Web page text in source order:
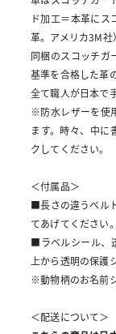
ド加工＝本革に
革。アメリカ3M社）
同梱のスコッチガ
基準を合格した革
全て職人が日本で
※防水レザーを使
ます。時々、中に
クしてください。
＜付属品＞
■長さの違うベル
てあげてください。
■ラベルシール、
上から透明の保護
※動物柄のお名前
＜配送について＞